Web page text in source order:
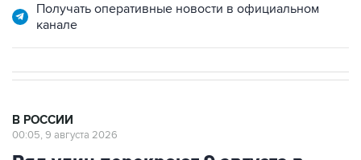
Получать оперативные новости в официальном
канале
В РОССИИ
00:05, 9 августа 2026